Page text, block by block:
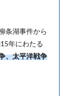
条湖事件から
年にわたる
、太平洋戦争